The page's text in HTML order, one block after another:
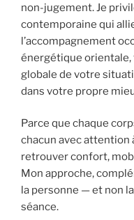
non-jugement. Je
contemporaine qui
l’accompagnement
énergétique orientale,
globale de votre
dans votre propre
Parce que chaque
chacun avec
retrouver confort,
Mon approche,
la personne — et non
séance.